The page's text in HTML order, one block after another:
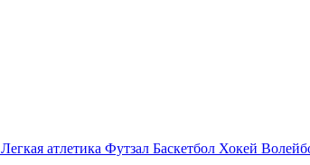
Легкая атлетика Футзал Баскетбол Хокей